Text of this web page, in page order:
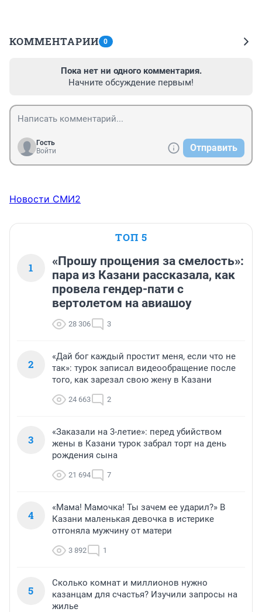
КОММЕНТАРИИ 0
Пока нет ни одного комментария.
Начните обсуждение первым!
Гость
Войти
Отправить
Новости СМИ2
ТОП 5
1
«Прошу прощения за смелость»:
пара из Казани рассказала, как
провела гендер-пати с
вертолетом на авиашоу
28 306 3
2
«Дай бог каждый простит меня, если что не
так»: турок записал видеообращение после
того, как зарезал свою жену в Казани
24 663 2
3
«Заказали на 3-летие»: перед убийством
жены в Казани турок забрал торт на день
рождения сына
21 694 7
4
«Мама! Мамочка! Ты зачем ее ударил?» В
Казани маленькая девочка в истерике
отгоняла мужчину от матери
3 892 1
5
Сколько комнат и миллионов нужно
казанцам для счастья? Изучили запросы на
жилье